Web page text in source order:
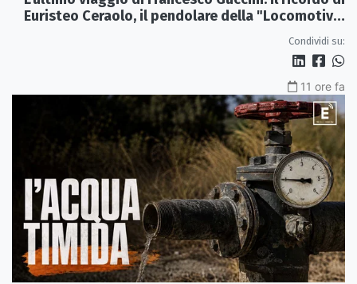
Euristeo Ceraolo, il pendolare della "Locomotiva
Condividi su:
11 ore fa